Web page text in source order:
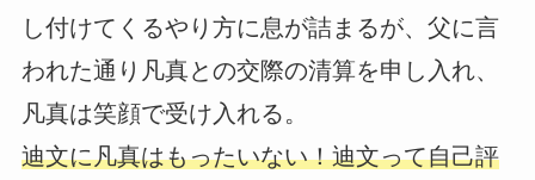
し付けてくるやり方に息が詰まるが、父に言
われた通り凡真との交際の清算を申し入れ、
凡真は笑顔で受け入れる。
迪文に凡真はもったいない！迪文って自己評